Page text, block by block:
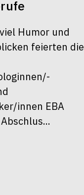
Humor und
feierten die
innen EBA